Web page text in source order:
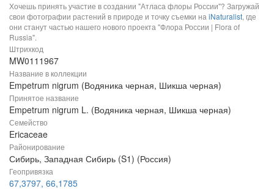
Хочешь принять участие в создании "Атласа флоры России"? Загружай
свои фотографии растений в природе и точку съемки на iNaturalist, где
они станут частью нашего нового проекта "Флора России | Flora of
Russia".
Штрихкод
MW0111967
Название в коллекции
Empetrum nigrum (Водяника черная, Шикша черная)
Принятое название
Empetrum nigrum L. (Водяника черная, Шикша черная)
Семейство
Ericaceae
Районирование
Сибирь, Западная Сибирь (S1) (Россия)
Геопривязка
67,3797, 66,1785